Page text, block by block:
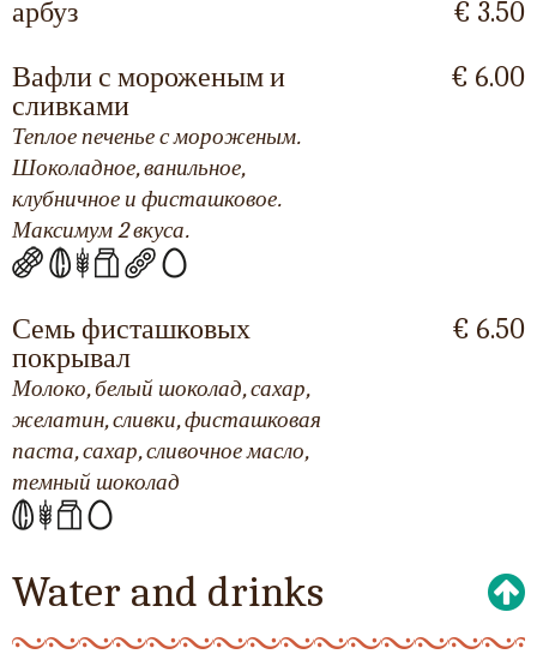
арбуз
€ 3.50
Вафли с мороженым и
сливками
Теплое печенье с мороженым.
Шоколадное, ванильное,
клубничное и фисташковое.
Максимум 2 вкуса.
€ 6.00
Семь фисташковых
покрывал
Молоко, белый шоколад, сахар,
желатин, сливки, фисташковая
паста, сахар, сливочное масло,
темный шоколад
€ 6.50
Water and drinks